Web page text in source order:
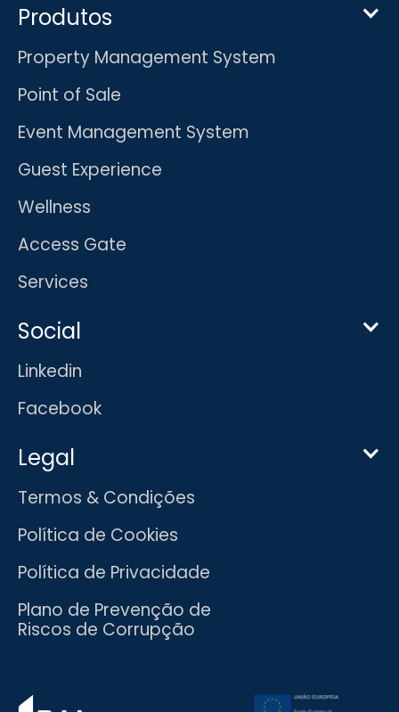
Produtos
Property Management System
Point of Sale
Event Management System
Guest Experience
Wellness
Access Gate
Services
Social
Linkedin
Facebook
Legal
Termos & Condições
Política de Cookies
Política de Privacidade
Plano de Prevenção de
Riscos de Corrupção